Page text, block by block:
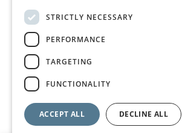
Size guide
Care of silver jewelry
Privacy Policy
Visit us
Payment Methods
STRICTLY NECESSARY
PERFORMANCE
TARGETING
FUNCTIONALITY
ACCEPT ALL DECLINE ALL